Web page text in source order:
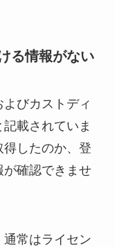
る情報がない
びカストディ
載されていま
したのか、登
確認できませ
常はライセン